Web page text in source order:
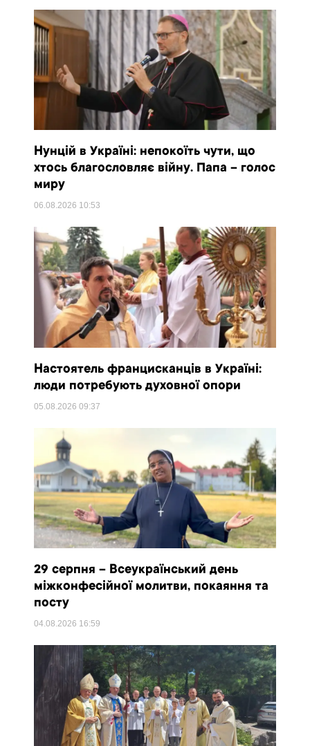
Нунцій в Україні: непокоїть чути, що
хтось благословляє війну. Папа – голос
миру
06.08.2026 10:53
Настоятель францисканців в Україні:
люди потребують духовної опори
05.08.202609:37
29 серпня – Всеукраїнський день
міжконфесійної молитви, покаяння та
посту
04.08.2026 16:59